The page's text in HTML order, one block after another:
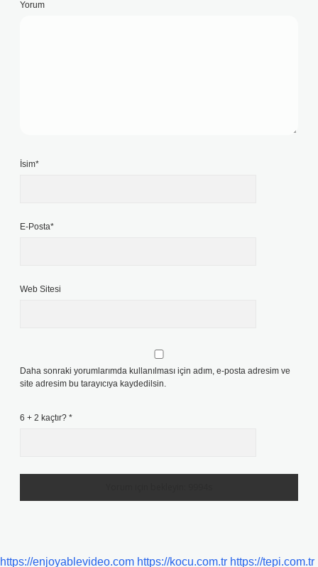
Yorum
İsim*
E-Posta*
Web Sitesi
Daha sonraki yorumlarımda kullanılması için adım, e-posta adresim ve
site adresim bu tarayıcıya kaydedilsin.
6 + 2 kaçtır? *
https://enjoyablevideo.com https://kocu.com.tr https://tepi.com.tr